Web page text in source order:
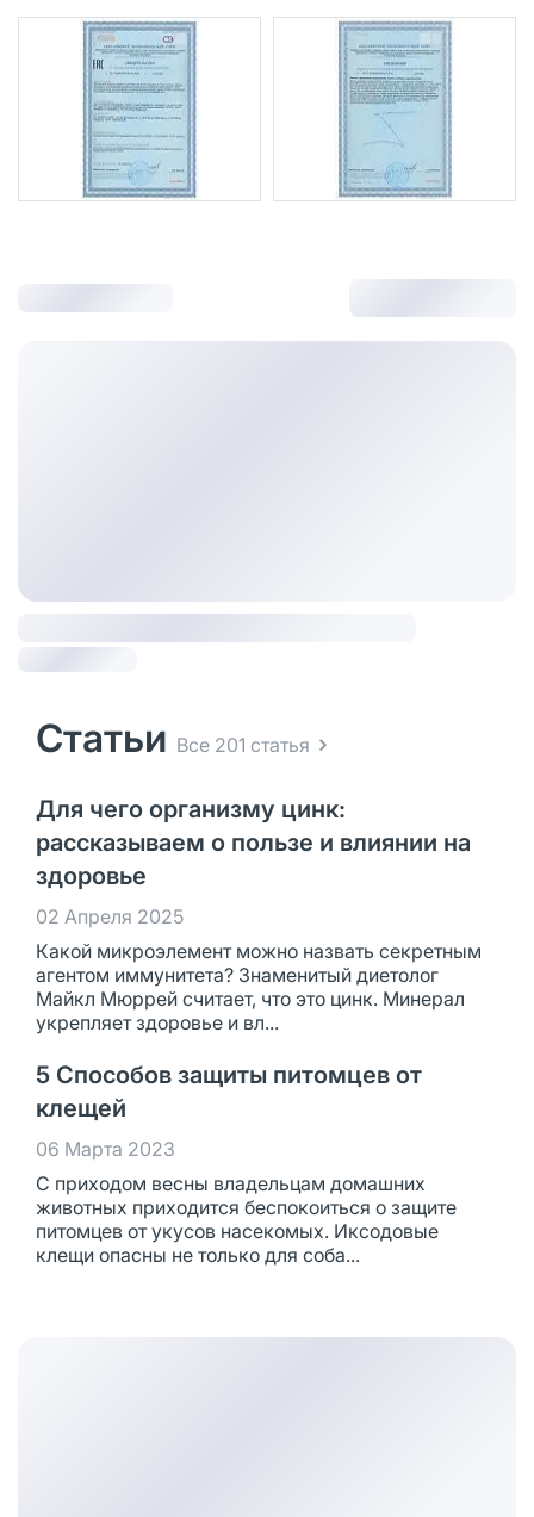
Статьи Все 201 статья
Для чего организму цинк:
рассказываем о пользе и влиянии на
здоровье
02 Апреля 2025
Какой микроэлемент можно назвать секретным
агентом иммунитета? Знаменитый диетолог
Майкл Мюррей считает, что это цинк. Минерал
укрепляет здоровье и вл...
5 Способов защиты питомцев от
клещей
06 Марта 2023
С приходом весны владельцам домашних
животных приходится беспокоиться о защите
питомцев от укусов насекомых. Иксодовые
клещи опасны не только для соба...